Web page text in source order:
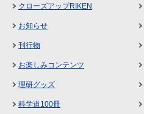
クローズアップRIKEN
お知らせ
刊行物
お楽しみコンテンツ
理研グッズ
科学道100冊